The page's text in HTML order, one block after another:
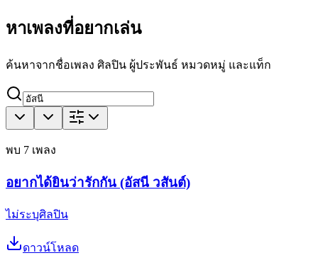
หาเพลงที่อยากเล่น
ค้นหาจากชื่อเพลง ศิลปิน ผู้ประพันธ์ หมวดหมู่ และแท็ก
พบ 7 เพลง
อยากได้ยินว่ารักกัน (อัสนี วสันต์)
ไม่ระบุศิลปิน
ดาวน์โหลด